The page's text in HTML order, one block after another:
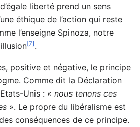
liberté prend un sens
éthique de l’action qui reste
l’enseigne Spinoza, notre
[7].
positive et négative, le principe
Comme dit la Déclaration
Unis : « nous tenons ces
». Le propre du libéralisme est
conséquences de ce principe.